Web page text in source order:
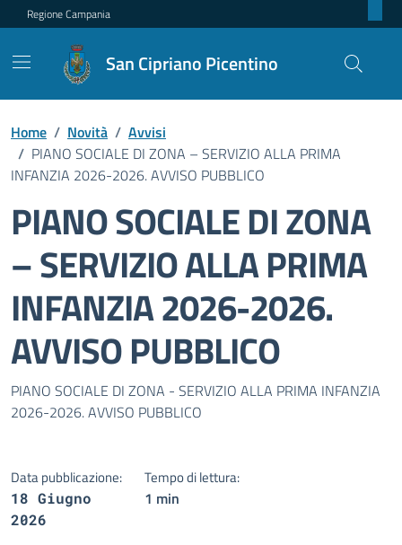
Regione Campania
San Cipriano Picentino
Home / Novità / Avvisi
/ PIANO SOCIALE DI ZONA – SERVIZIO ALLA PRIMA
INFANZIA 2026-2026. AVVISO PUBBLICO
PIANO SOCIALE DI ZONA
– SERVIZIO ALLA PRIMA
INFANZIA 2026-2026.
AVVISO PUBBLICO
Dettagli della notizia
PIANO SOCIALE DI ZONA - SERVIZIO ALLA PRIMA INFANZIA
2026-2026. AVVISO PUBBLICO
Data pubblicazione:
18 Giugno
2026
Tempo di lettura:
1 min